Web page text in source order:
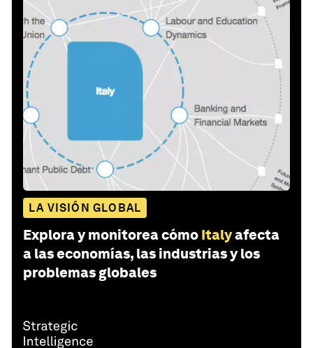
LA VISIÓN GLOBAL
Explora y monitorea cómo Italyafecta
a las economías, las industrias y los
problemas globales